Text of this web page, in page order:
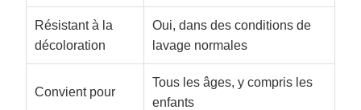
Résistant à la
décoloration
Oui, dans des conditions de
lavage normales
Convient pour
Tous les âges, y compris les
enfants